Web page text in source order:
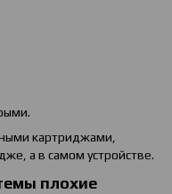
картриджами,
а в самом устройстве.
плохие